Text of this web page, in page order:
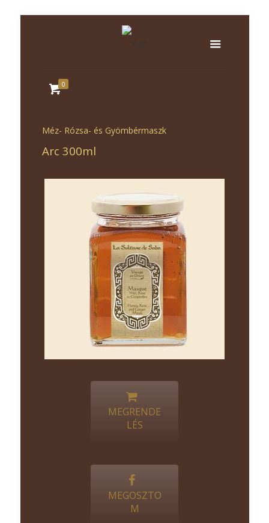
0
Méz- Rózsa- és Gyömbérmaszk
Arc 300ml
MEGRENDE
LÉS
MEGOSZTO
M